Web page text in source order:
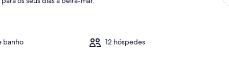
banho 12 hóspedes